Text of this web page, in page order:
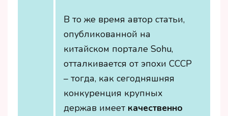
В то же время автор статьи,
опубликованной на
китайском портале Sohu,
отталкивается от эпохи СССР
– тогда, как сегодняшняя
конкуренция крупных
держав имеет качественно